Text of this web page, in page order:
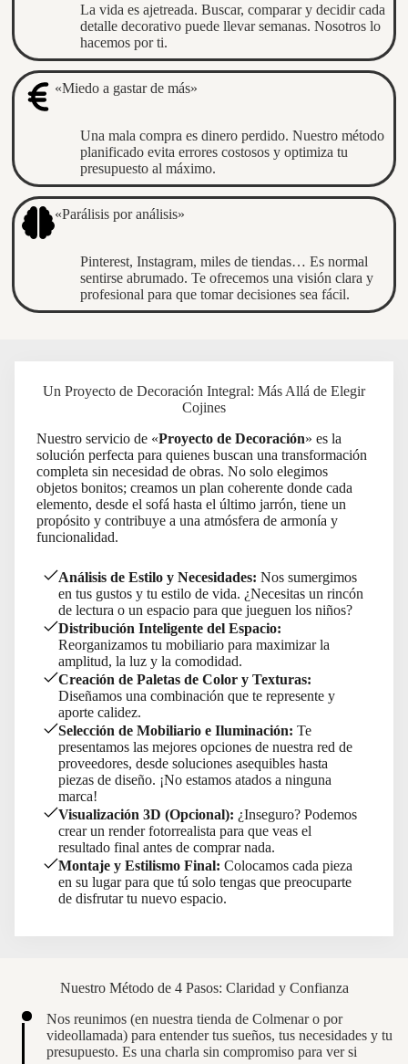
La vida es ajetreada. Buscar, comparar y decidir cada
detalle decorativo puede llevar semanas. Nosotros lo
hacemos por ti.
«Miedo a gastar de más»
Una mala compra es dinero perdido. Nuestro método
planificado evita errores costosos y optimiza tu
presupuesto al máximo.
«Parálisis por análisis»
Pinterest, Instagram, miles de tiendas… Es normal
sentirse abrumado. Te ofrecemos una visión clara y
profesional para que tomar decisiones sea fácil.
Un Proyecto de Decoración Integral: Más Allá de Elegir
Cojines
Nuestro servicio de «Proyecto de Decoración» es la
solución perfecta para quienes buscan una transformación
completa sin necesidad de obras. No solo elegimos
objetos bonitos; creamos un plan coherente donde cada
elemento, desde el sofá hasta el último jarrón, tiene un
propósito y contribuye a una atmósfera de armonía y
funcionalidad.
Análisis de Estilo y Necesidades: Nos sumergimos
en tus gustos y tu estilo de vida. ¿Necesitas un rincón
de lectura o un espacio para que jueguen los niños?
Distribución Inteligente del Espacio:
Reorganizamos tu mobiliario para maximizar la
amplitud, la luz y la comodidad.
Creación de Paletas de Color y Texturas:
Diseñamos una combinación que te represente y
aporte calidez.
Selección de Mobiliario e Iluminación: Te
presentamos las mejores opciones de nuestra red de
proveedores, desde soluciones asequibles hasta
piezas de diseño. ¡No estamos atados a ninguna
marca!
Visualización 3D (Opcional): ¿Inseguro? Podemos
crear un render fotorrealista para que veas el
resultado final antes de comprar nada.
Montaje y Estilismo Final: Colocamos cada pieza
en su lugar para que tú solo tengas que preocuparte
de disfrutar tu nuevo espacio.
Nuestro Método de 4 Pasos: Claridad y Confianza
Nos reunimos (en nuestra tienda de Colmenar o por
videollamada) para entender tus sueños, tus necesidades y tu
presupuesto. Es una charla sin compromiso para ver si